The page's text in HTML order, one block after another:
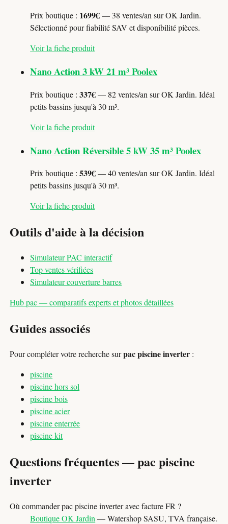
Prix boutique : 1699€— 38 ventes/an sur OK Jardin.
Sélectionné pour fiabilité SAV et disponibilité pièces.
Voir la fiche produit
Nano Action 3 kW 21 m³ Poolex
Prix boutique :337€— 82 ventes/an sur OK Jardin. Idéal
petits bassins jusqu'à 30 m³.
Voir la fiche produit
Nano Action Réversible 5 kW 35 m³ Poolex
Prix boutique :539€— 40 ventes/an sur OK Jardin. Idéal
petits bassins jusqu'à 30 m³.
Voir la fiche produit
Outils d'aide à la décision
Simulateur PAC interactif
Top ventes vérifiées
Simulateur couverture barres
Hub pac — comparatifs experts et photos détaillées
Guides associés
Pour compléter votre recherche surpac piscine inverter :
piscine
piscine hors sol
piscine bois
piscine acier
piscine enterrée
piscine kit
Questions fréquentes — pac piscine
inverter
Où commander pac piscine inverter avec facture FR ?
Boutique OK Jardin — Watershop SASU, TVA française.